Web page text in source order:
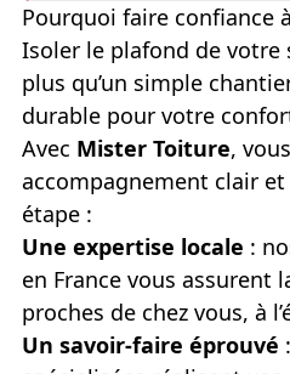
Pourquoi faire confiance
Isoler le plafond de votre
plus qu’un simple
durable pour votre
Avec Mister Toiture,
accompagnement clair
étape :
Une expertise locale :
en France vous assurent
proches de chez vous, à
Un savoir-faire éprouvé